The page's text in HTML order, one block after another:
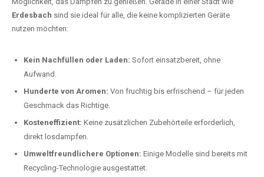
Erdesbach sind sie ideal für alle, die keine komplizierten Geräte
nutzen möchten:
Kein Nachfüllen oder Laden: Sofort einsatzbereit, ohne
Aufwand.
Hunderte von Aromen: Von fruchtig bis erfrischend – für jeden
Geschmack das Richtige.
Kosteneffizient: Keine zusätzlichen Zubehörteile erforderlich,
direkt losdampfen.
Umweltfreundlichere Optionen: Einige Modelle sind bereits mit
Recycling-Technologie ausgestattet.